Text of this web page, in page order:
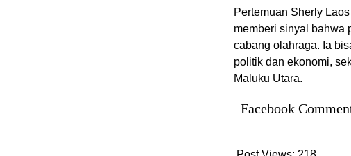
‎‎Pertemuan Sherly
memberi sinyal bahwa
cabang olahraga. Ia
politik dan ekonomi,
Maluku Utara.
Facebook